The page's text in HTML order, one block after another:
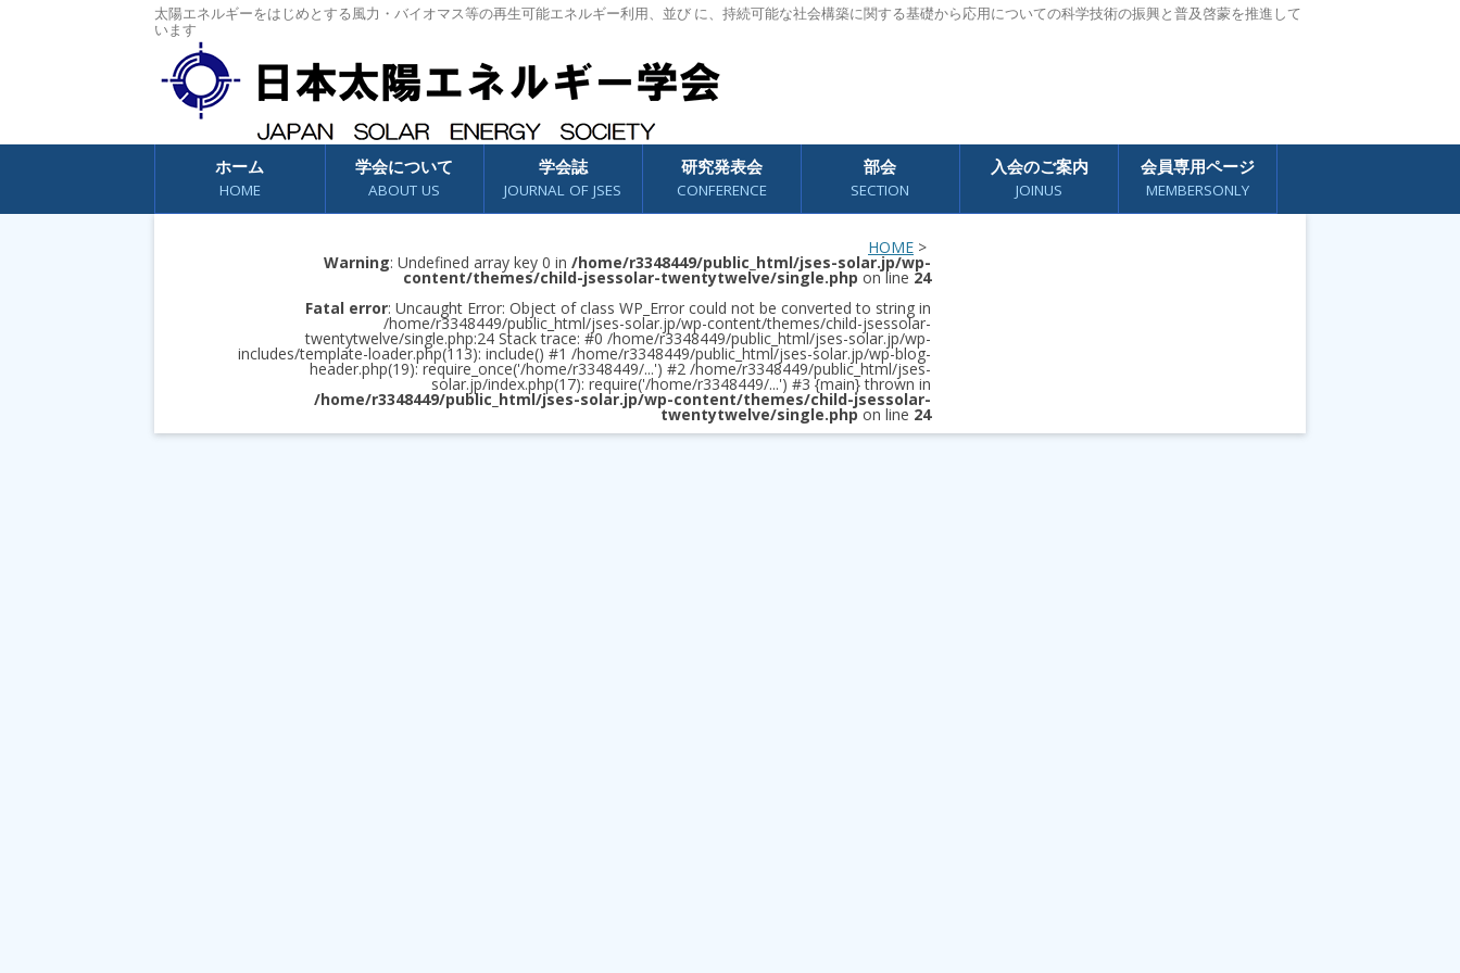
太陽エネルギーをはじめとする風力・バイオマス等の再生可能エネルギー利用、並び に、持続可能な社会構築に関する基礎から応用についての科学技術の振興と普及啓蒙を推進して
います
コンテンツへスキップ
ホーム
HOME
学会について
ABOUT US
学会誌
JOURNAL OF JSES
研究発表会
CONFERENCE
部会
SECTION
入会のご案内
JOINUS
会員専用ページ
MEMBERSONLY
HOME >
Warning: Undefined array key 0 in /home/r3348449/public_html/jses-solar.jp/wp-
content/themes/child-jsessolar-twentytwelve/single.php on line 24
Fatal error: Uncaught Error: Object of class WP_Error could not be converted to string in
/home/r3348449/public_html/jses-solar.jp/wp-content/themes/child-jsessolar-
twentytwelve/single.php:24 Stack trace: #0 /home/r3348449/public_html/jses-solar.jp/wp-
includes/template-loader.php(113): include() #1 /home/r3348449/public_html/jses-solar.jp/wp-blog-
header.php(19): require_once('/home/r3348449/...') #2 /home/r3348449/public_html/jses-
solar.jp/index.php(17): require('/home/r3348449/...') #3 {main} thrown in
/home/r3348449/public_html/jses-solar.jp/wp-content/themes/child-jsessolar-
twentytwelve/single.php on line 24